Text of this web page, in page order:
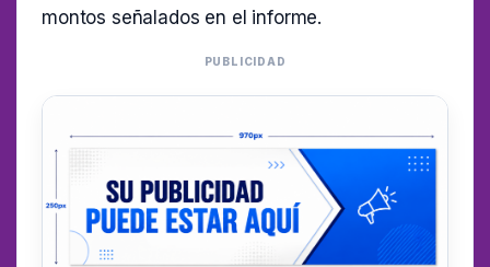
montos señalados en el informe.
PUBLICIDAD